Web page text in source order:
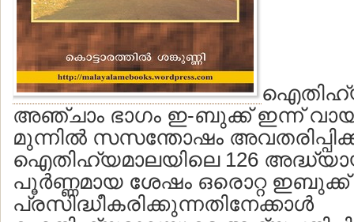
അഞ്ചാം ഭാഗം ഇ-ബുക്ക് ഇന്ന്
മുന്നില്‍ സസന്തോഷം
ഐതിഹ്യമാലയിലെ 126
പൂര്‍ണ്ണമായ ശേഷം ഒരൊറ്റ
പ്രസിദ്ധീകരിക്കുന്നതിനേക്കാള്‍